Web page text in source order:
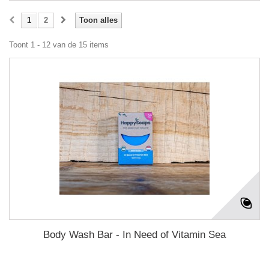
Toon alles
1 2
Toont 1 - 12 van de 15 items
Body Wash Bar - In Need of Vitamin Sea